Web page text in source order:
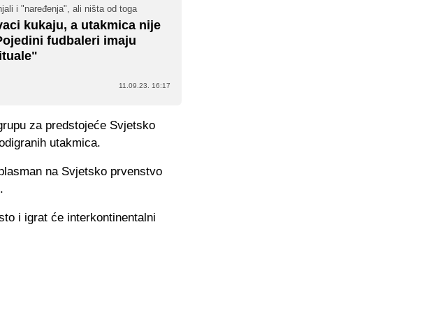
i "naređenja", ali ništa od toga
kukaju, a utakmica nije
fudbaleri imaju
11.09.23. 16:17
za predstojeće Svjetsko
utakmica.
na Svjetsko prvenstvo
i igrat će interkontinentalni